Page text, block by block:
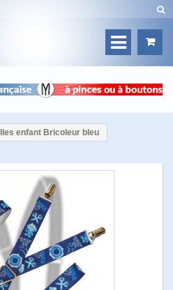
enfant Bricoleur bleu